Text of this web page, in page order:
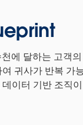
에 달하는 고객
귀사가 반복 가
이터 기반 조직